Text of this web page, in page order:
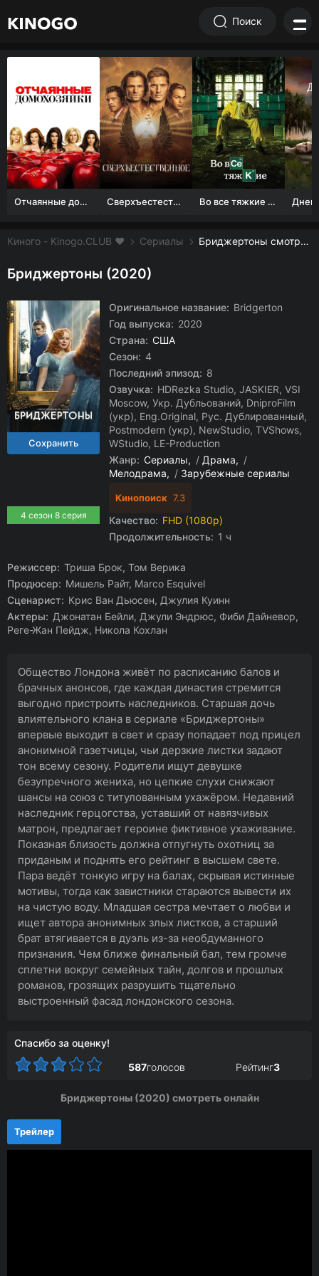
Поиск
Отчаянные домохозяйки (1 сезон) Сверхъестественное Во все тяжкие 1-5 сезон
Киного - Kinogo.CLUB ❤️ Сериалы Бриджертоны смотреть онлайн бесплатно
Бриджертоны (2020)
4 сезон 8 серия
Оригинальное название: Bridgerton
Год выпуска: 2020
Страна: США
Сезон: 4
Последний эпизод: 8
Озвучка: HDRezka Studio, JASKIER, VSI
Moscow, Укр. Дубльований, DniproFilm
(укр), Eng.Original, Рус. Дублированный,
Postmodern (укр), NewStudio, TVShows,
WStudio, LE-Production
Жанр: Сериалы / Драма
/
Мелодрама
/ Зарубежные сериалы
Кинопоиск 7.3
Качество: FHD (1080p)
Продолжительность: 1 ч
Режиссер: Триша Брок, Том Верика
Продюсер: Мишель Райт, Marco Esquivel
Сценарист: Крис Ван Дьюсен, Джулия Куинн
Актеры: Джонатан Бейли, Джули Эндрюс, Фиби Дайневор,
Реге-Жан Пейдж, Никола Кохлан
Общество Лондона живёт по расписанию балов и
брачных анонсов, где каждая династия стремится
выгодно пристроить наследников. Старшая дочь
влиятельного клана в сериале «Бриджертоны»
впервые выходит в свет и сразу попадает под прицел
анонимной газетчицы, чьи дерзкие листки задают
тон всему сезону. Родители ищут девушке
безупречного жениха, но цепкие слухи снижают
шансы на союз с титулованным ухажёром. Недавний
наследник герцогства, уставший от навязчивых
матрон, предлагает героине фиктивное ухаживание.
Показная близость должна отпугнуть охотниц за
приданым и поднять его рейтинг в высшем свете.
Пара ведёт тонкую игру на балах, скрывая истинные
мотивы, тогда как завистники стараются вывести их
на чистую воду. Младшая сестра мечтает о любви и
ищет автора анонимных злых листков, а старший
брат втягивается в дуэль из-за необдуманного
признания. Чем ближе финальный бал, тем громче
сплетни вокруг семейных тайн, долгов и прошлых
романов, грозящих разрушить тщательно
выстроенный фасад лондонского сезона.
Спасибо за оценку!
587голосов Рейтинг3
Бриджертоны (2020) смотреть онлайн
Трейлер